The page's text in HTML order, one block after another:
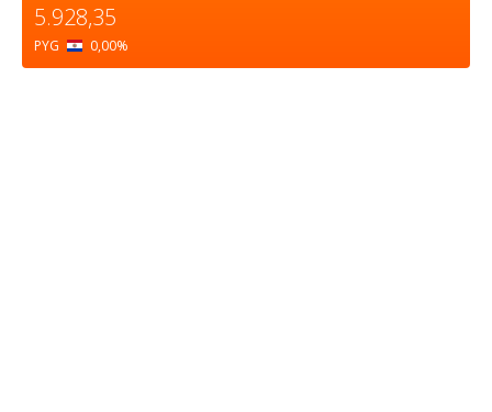
5.928,35
PYG 0,00%